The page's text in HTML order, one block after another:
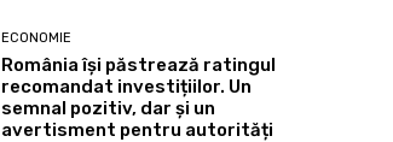
ECONOMIE
România își păstrează ratingul
recomandat investițiilor. Un
semnal pozitiv, dar și un
avertisment pentru autorități